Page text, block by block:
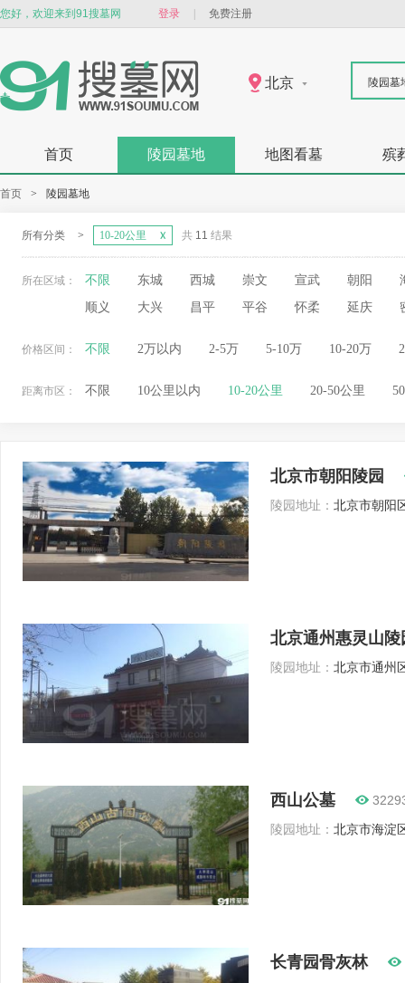
您好，欢迎来到91搜墓网 登录 免费注册
北京 陵园墓
首页 陵园墓地 地图看墓 殡
首页 > 陵园墓地
所有分类 > 10-20公里 共 11 结果
所在区域： 不限 东城 西城 崇文 宣武 朝阳
顺义
大兴 昌平 平谷 怀柔 延庆
价格区间： 不限 2万以内 2-5万 5-10万 10-20万
距离市区： 不限 10公里以内 10-20公里 20-50公里
北京市朝阳陵园
陵园地址： 北京市朝阳
北京通州惠灵山陵
陵园地址： 北京市通州
西山公墓
陵园地址： 北京市海淀
长青园骨灰林